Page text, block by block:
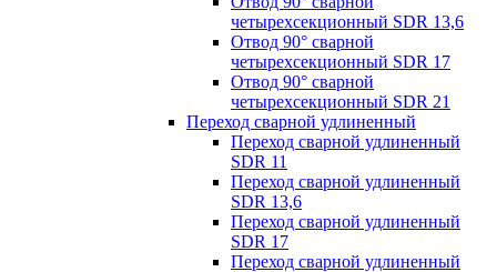
четырехсекционный SDR 13,6
Отвод 90° сварной
четырехсекционный SDR 17
Отвод 90° сварной
четырехсекционный SDR 21
Переход сварной удлиненный
Переход сварной удлиненный
SDR 11
Переход сварной удлиненный
SDR 13,6
Переход сварной удлиненный
SDR 17
Переход сварной удлиненный